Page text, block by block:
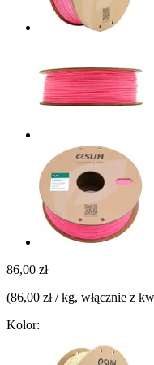
86,00 zł
(86,00 zł / kg, włącznie z
Kolor: